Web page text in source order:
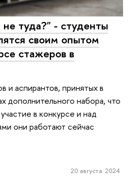
туда?" - студенты
своим опытом
стажеров в
и аспирантов, принятых в
дополнительного набора, что
в конкурсе и над
они работают сейчас
20 августа 2024